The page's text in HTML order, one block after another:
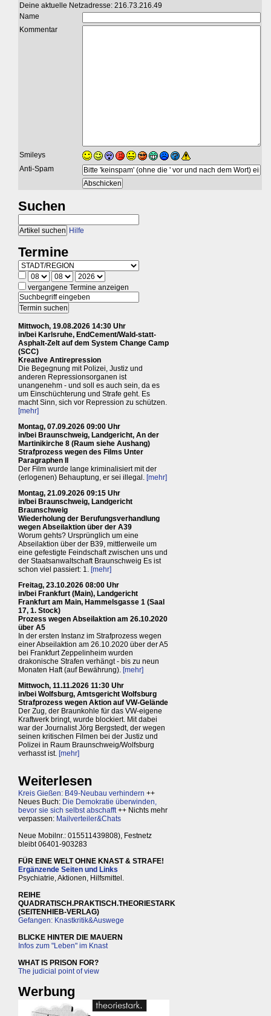
Deine aktuelle Netzadresse: 216.73.216.49
Name
Kommentar
Smileys
Anti-Spam
Suchen
Hilfe
Termine
vergangene Termine anzeigen
Mittwoch, 19.08.2026 14:30 Uhr
in/bei Karlsruhe, EndCement/Wald-statt-
Asphalt-Zelt auf dem System Change Camp
(SCC)
Kreative Antirepression
Die Begegnung mit Polizei, Justiz und
anderen Repressionsorganen ist
unangenehm - und soll es auch sein, da es
um Einschüchterung und Strafe geht. Es
macht Sinn, sich vor Repression zu schützen.
[mehr]
Montag, 07.09.2026 09:00 Uhr
in/bei Braunschweig, Landgericht, An der
Martinikirche 8 (Raum siehe Aushang)
Strafprozess wegen des Films Unter
Paragraphen II
Der Film wurde lange kriminalisiert mit der
(erlogenen) Behauptung, er sei illegal. [mehr]
Montag, 21.09.2026 09:15 Uhr
in/bei Braunschweig, Landgericht
Braunschweig
Wiederholung der Berufungsverhandlung
wegen Abseilaktion über der A39
Worum gehts? Ursprünglich um eine
Abseilaktion über der B39, mittlerweile um
eine gefestigte Feindschaft zwischen uns und
der Staatsanwaltschaft Braunschweig Es ist
schon viel passiert: 1. [mehr]
Freitag, 23.10.2026 08:00 Uhr
in/bei Frankfurt (Main), Landgericht
Frankfurt am Main, Hammelsgasse 1 (Saal
17, 1. Stock)
Prozess wegen Abseilaktion am 26.10.2020
über A5
In der ersten Instanz im Strafprozess wegen
einer Abseilaktion am 26.10.2020 über der A5
bei Frankfurt Zeppelinheim wurden
drakonische Strafen verhängt - bis zu neun
Monaten Haft (auf Bewährung). [mehr]
Mittwoch, 11.11.2026 11:30 Uhr
in/bei Wolfsburg, Amtsgericht Wolfsburg
Strafprozess wegen Aktion auf VW-Gelände
Der Zug, der Braunkohle für das VW-eigene
Kraftwerk bringt, wurde blockiert. Mit dabei
war der Journalist Jörg Bergstedt, der wegen
seinen kritischen Filmen bei der Justiz und
Polizei in Raum Braunschweig/Wolfsburg
verhasst ist. [mehr]
Weiterlesen
Kreis Gießen: B49-Neubau verhindern ++
Neues Buch: Die Demokratie überwinden,
bevor sie sich selbst abschafft++ Nichts mehr
verpassen: Mailverteiler&Chats
Neue Mobilnr.: 015511439808), Festnetz
bleibt 06401-903283
FÜR EINE WELT OHNE KNAST & STRAFE!
Ergänzende Seiten und Links
Psychiatrie, Aktionen, Hilfsmittel.
REIHE
QUADRATISCH.PRAKTISCH.THEORIESTARK
(SEITENHIEB-VERLAG)
Gefangen: Knastkritik&Auswege
BLICKE HINTER DIE MAUERN
Infos zum "Leben" im Knast
WHAT IS PRISON FOR?
The judicial point of view
Werbung